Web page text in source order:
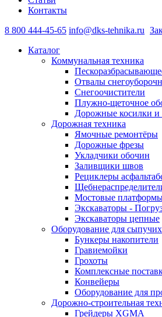
Контакты
8 800 444-45-65 info@dks-tehnika.ru
Каталог
Коммунальная техника
Отвалы
Снегоочистители
Плужно-щеточное
Дорожные косилки и
Дорожная техника
Ямочные ремонтёры
Дорожные фрезы
Укладчики обочин
Заливщики швов
Рециклеры
Мостовые
Экскаваторы -
Экскаваторы цепные
Оборудование для
Бункеры накопители
Гравиемойки
Грохоты
Комплексные
Конвейеры
Оборудование для
Дорожно-строительная
Грейдеры XGMA